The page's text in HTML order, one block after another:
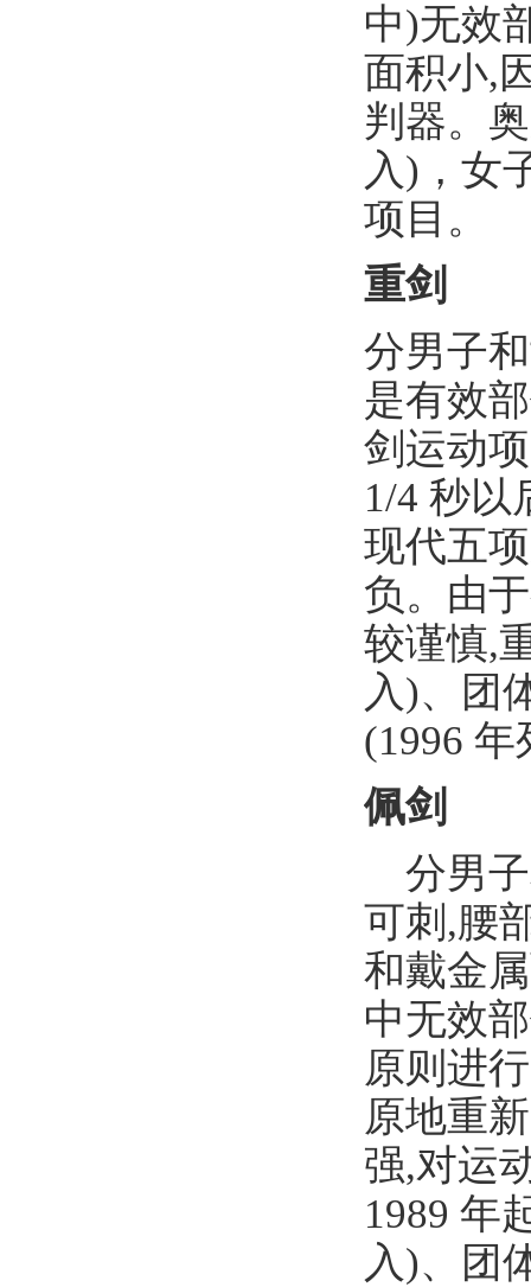
中)无效
面积小,
判器。
入)，女
项目。
重剑
分男子
是有效
剑运动
1/4 秒以
现代五
负。由
较谨慎,
入)、团
(1996
佩剑
分男
可刺,腰
和戴金
中无效
原则进
原地重
强,对运
1989 年
入)、团